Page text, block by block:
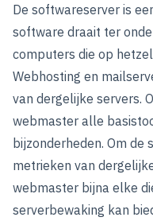
De softwareserver is
software draait ter
computers die op
Webhosting en
van dergelijke servers.
webmaster alle
bijzonderheden. Om de
metrieken van
webmaster bijna elke
serverbewaking kan